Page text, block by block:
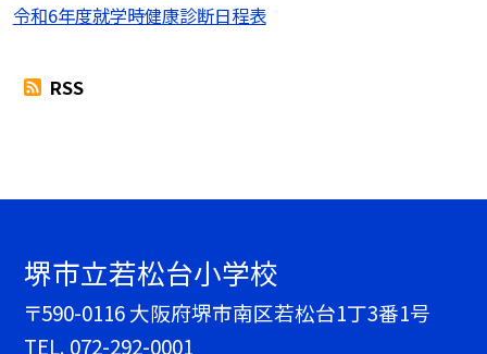
令和6年度就学時健康診断日程表
RSS
堺市立若松台小学校
〒590-0116 大阪府堺市南区若松台1丁3番1号
TEL. 072-292-0001